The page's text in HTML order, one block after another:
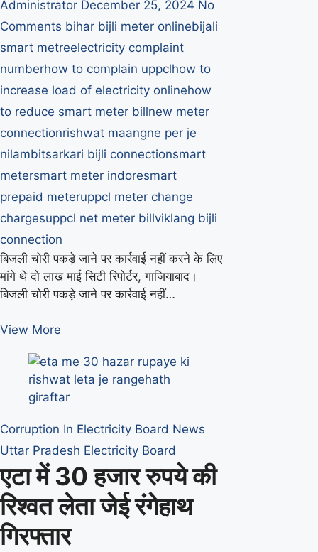
Administrator December 25, 2024 No
Comments bihar bijli meter onlinebijali
smart metreelectricity complaint
numberhow to complain uppclhow to
increase load of electricity onlinehow
to reduce smart meter billnew meter
connectionrishwat maangne per je
nilambitsarkari bijli connectionsmart
metersmart meter indoresmart
prepaid meteruppcl meter change
chargesuppcl net meter billviklang bijli
connection
बिजली चोरी पकड़े जाने पर कार्रवाई नहीं करने के लिए
मांगे थे दो लाख माई सिटी रिपोर्टर, गाजियाबाद।
बिजली चोरी पकड़े जाने पर कार्रवाई नहीं…
View More
पर
जेई
निलंबित
Corruption In Electricity Board News
Uttar Pradesh Electricity Board
एटा में 30 हजार रुपये की
रिश्वत लेता जेई रंगेहाथ
गिरफ्तार